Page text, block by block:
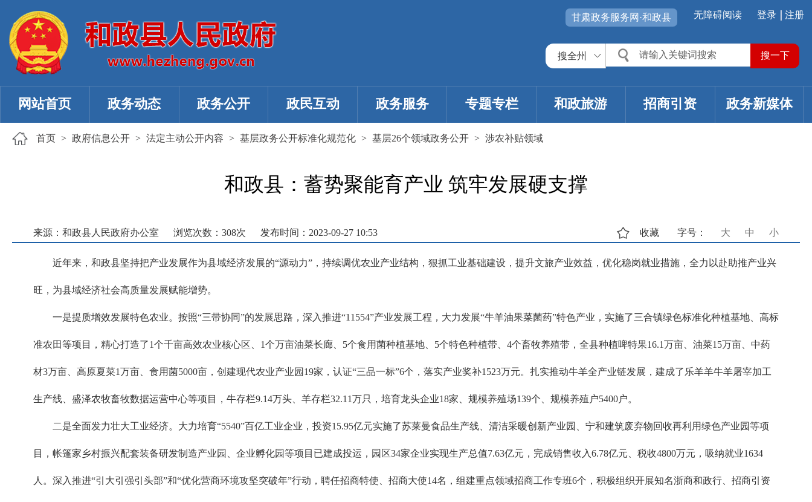
登录 注册
无障碍阅读
甘肃政务服务网·和政县
搜全州
网站首页 政务动态 政务公开 政民互动 政务服务 专题专栏 和政旅游 招商引资 政务新媒体
首页 > 政府信息公开 > 法定主动公开内容 > 基层政务公开标准化规范化 > 基层26个领域政务公开 > 涉农补贴领域
和政县：蓄势聚能育产业 筑牢发展硬支撑
来源：和政县人民政府办公室 浏览次数： 308次 发布时间：2023-09-27 10:53 字号： 大 中 小
收藏
近年来，和政县坚持把产业发展作为县域经济发展的“源动力”，持续调优农业产业结构，狠抓工业基础建设，提升文旅产业效益，优化稳岗就业措施，全力以赴助推产业兴
旺，为县域经济社会高质量发展赋能增势。
一是提质增效发展特色农业。按照“三带协同”的发展思路，深入推进“11554”产业发展工程，大力发展“牛羊油果菜菌药”特色产业，实施了三合镇绿色标准化种植基地、高标
准农田等项目，精心打造了1个千亩高效农业核心区、1个万亩油菜长廊、5个食用菌种植基地、5个特色种植带、4个畜牧养殖带，全县种植啤特果16.1万亩、油菜15万亩、中药
材3万亩、高原夏菜1万亩、食用菌5000亩，创建现代农业产业园19家，认证“三品一标”6个，落实产业奖补1523万元。扎实推动牛羊全产业链发展，建成了乐羊羊牛羊屠宰加工
生产线、盛泽农牧畜牧数据运营中心等项目，牛存栏9.14万头、羊存栏32.11万只，培育龙头企业18家、规模养殖场139个、规模养殖户5400户。
二是全面发力壮大工业经济。大力培育“5540”百亿工业企业，投资15.95亿元实施了苏莱曼食品生产线、清洁采暖创新产业园、宁和建筑废弃物回收再利用绿色产业园等项
目，帐篷家乡村振兴配套装备研发制造产业园、企业孵化园等项目已建成投运，园区34家企业实现生产总值7.63亿元，完成销售收入6.78亿元、税收4800万元，吸纳就业1634
人。深入推进“引大引强引头部”和“优化营商环境攻坚突破年”行动，聘任招商特使、招商大使14名，组建重点领域招商工作专班6个，积极组织开展知名浙商和政行、招商引资